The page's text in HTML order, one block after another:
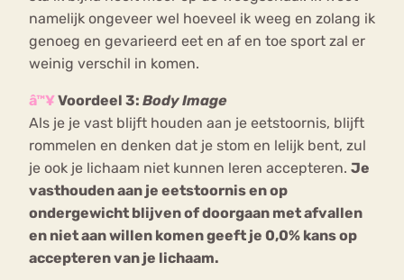
namelijk ongeveer wel hoeveel ik weeg en zolang ik
genoeg en gevarieerd eet en af en toe sport zal er
weinig verschil in komen.
â™¥Voordeel 3: Body Image
Als je je vast blijft houden aan je eetstoornis, blijft
rommelen en denken dat je stom en lelijk bent, zul
je ook je lichaam niet kunnen leren accepteren. Je
vasthouden aan je eetstoornis en op
ondergewicht blijven of doorgaan met afvallen
en niet aan willen komen geeft je 0,0% kans op
accepteren van je lichaam.